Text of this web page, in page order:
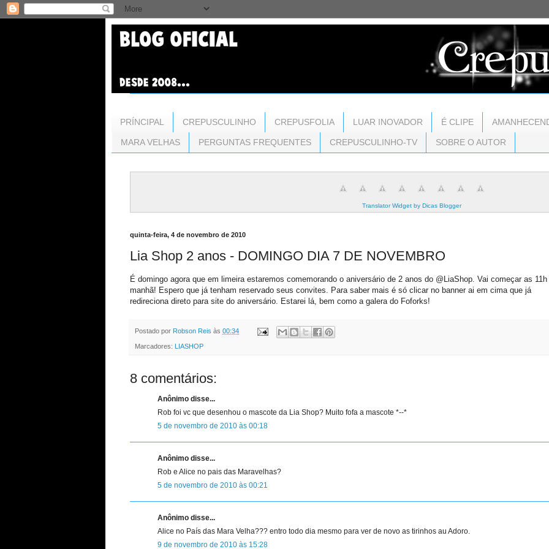
PRÍNCIPAL CREPUSCULINHO CREPUSFOLIA LUAR INOVADOR É CLIPE
MARA VELHAS PERGUNTAS FREQUENTES CREPUSCULINHO-TV SOBRE O AUTOR
Translator Widget by Dicas Blogger
quinta-feira, 4 de novembro de 2010
Lia Shop 2 anos - DOMINGO DIA 7 DE NOVEMBRO
É domingo agora que em limeira estaremos comemorando o aniversário de 2 anos do @LiaShop. Vai começar as 11h
manhã! Espero que já tenham reservado seus convites. Para saber mais é só clicar no banner ai em cima que já
redireciona direto para site do aniversário. Estarei lá, bem como a galera do Foforks!
Postado por Robson Reis às 00:34
Marcadores: LIASHOP
8 comentários:
Anônimo disse...
Rob foi vc que desenhou o mascote da Lia Shop? Muito fofa a mascote *--*
5 de novembro de 2010 às 00:18
Anônimo disse...
Rob e Alice no pais das Maravelhas?
5 de novembro de 2010 às 00:21
Anônimo disse...
Alice no País das Mara Velha??? entro todo dia mesmo para ver de novo as tirinhos au Adoro.
9 de novembro de 2010 às 15:28